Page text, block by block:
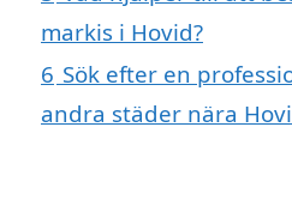
markis i Hovid?
6 Sök efter en
andra städer nära